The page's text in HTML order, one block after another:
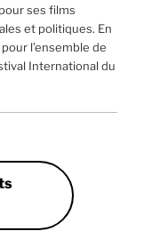
ses films
et politiques. En
l’ensemble de
International du